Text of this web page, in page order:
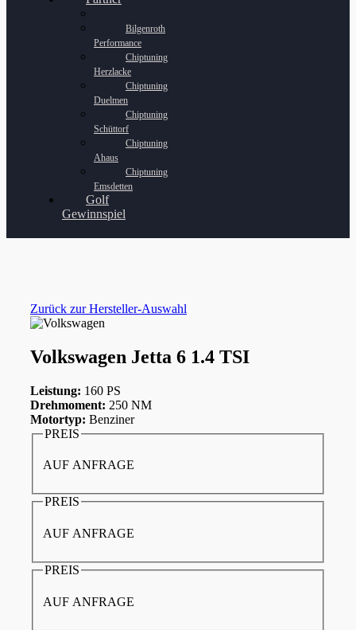
Bilgenroth
Performance
Chiptuning
Herzlacke
Chiptuning
Duelmen
Chiptuning
Schüttorf
Chiptuning
Ahaus
Chiptuning
Emsdetten
Golf
Gewinnspiel
Zurück zur Hersteller-Auswahl
Volkswagen Jetta 6 1.4 TSI
Leistung: 160 PS
Drehmoment: 250 NM
Motortyp: Benziner
PREIS
AUF ANFRAGE
PREIS
AUF ANFRAGE
PREIS
AUF ANFRAGE